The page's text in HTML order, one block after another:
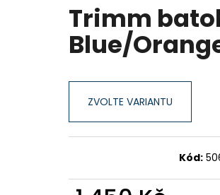
produktu
0,0
Trimm
Blue/
ZVOLTE VARIANTU
Kód:
HLEDAT